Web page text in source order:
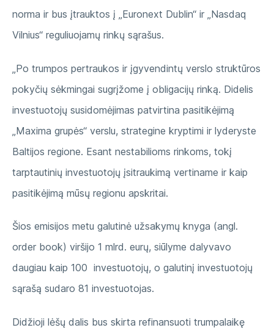
norma ir bus įtrauktos į „Euronext Dublin“ ir „Nasdaq
Vilnius“ reguliuojamų rinkų sąrašus.
„Po trumpos pertraukos ir įgyvendintų verslo struktūros
pokyčių sėkmingai sugrįžome į obligacijų rinką. Didelis
investuotojų susidomėjimas patvirtina pasitikėjimą
„Maxima grupės“ verslu, strategine kryptimi ir lyderyste
Baltijos regione. Esant nestabilioms rinkoms, tokį
tarptautinių investuotojų įsitraukimą vertiname ir kaip
pasitikėjimą mūsų regionu apskritai.
Šios emisijos metu galutinė užsakymų knyga (angl.
order book) viršijo 1 mlrd. eurų, siūlyme dalyvavo
daugiau kaip 100 investuotojų, o galutinį investuotojų
sąrašą sudaro 81 investuotojas.
Didžioji lėšų dalis bus skirta refinansuoti trumpalaikę